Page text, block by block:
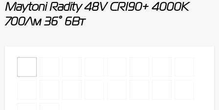
Maytoni Radity 48V CRI90+ 4000К
700Лм 36° 6Вт